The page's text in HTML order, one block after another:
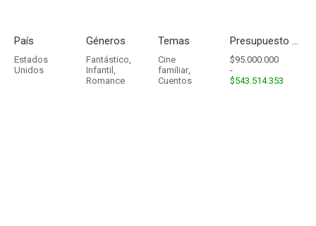
País
Estados
Unidos
Géneros
Fantástico,
Infantil ,
Romance
Temas
Cine
familiar,
Cuentos
Presupuesto - Ingresos
$95.000.000
-
$543.514.353